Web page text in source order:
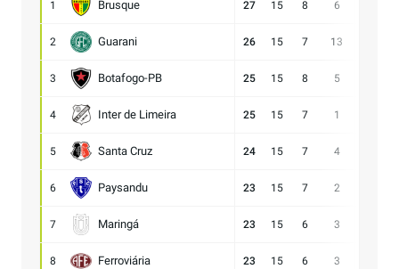
1 Brusque 27 15 8 6
2 Guarani 26 15 7 13
3 Botafogo-PB 25 15 8 5
4 Inter de Limeira 25 15 7 1
5 Santa Cruz 24 15 7 4
6 Paysandu 23 15 7 2
7 Maringá 23 15 6 3
8 Ferroviária 23 15 6 3